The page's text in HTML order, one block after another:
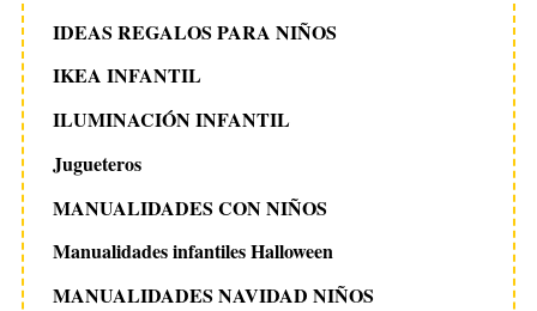
IDEAS REGALOS PARA NIÑOS
IKEA INFANTIL
ILUMINACIÓN INFANTIL
Jugueteros
MANUALIDADES CON NIÑOS
Manualidades infantiles Halloween
MANUALIDADES NAVIDAD NIÑOS